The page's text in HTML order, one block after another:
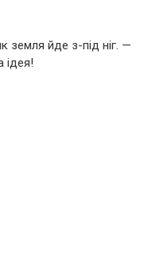
земля йде з-під ніг. —
ідея!